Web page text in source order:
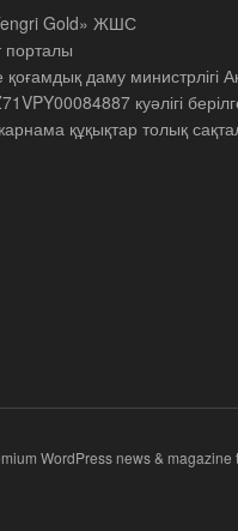
Gold» ЖШС
даму министрлігі
куәлігі
құқықтар толық
WordPress news & magazine